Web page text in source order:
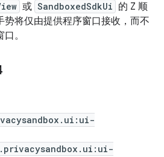
或 SandboxedSdkUi 的 Z 顺
势将仅由提供程序窗口接收，而不
。